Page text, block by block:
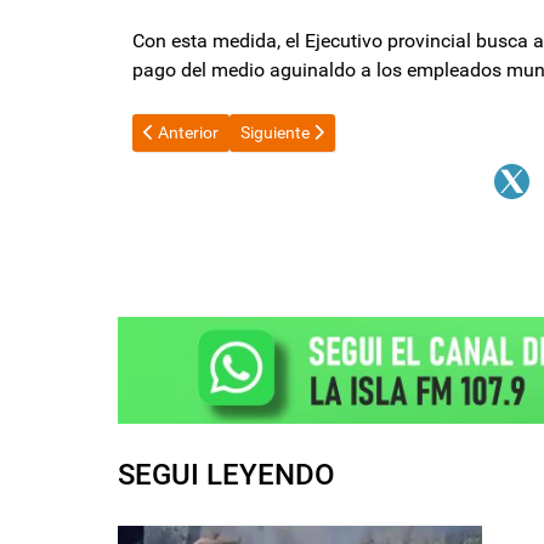
Con esta medida, el Ejecutivo provincial
pago del medio aguinaldo a los empleados
Artículo anterior: Javier Milei asistirá a la asunción de
Anterior Artículo siguiente: Javier Milei viaja a
Siguiente
SEGUI LEYENDO